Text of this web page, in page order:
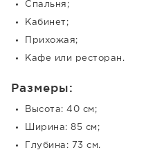
Спальня;
Кабинет;
Прихожая;
Кафе или ресторан.
Размеры:
Высота: 40 см;
Ширина: 85 см;
Глубина: 73 см.